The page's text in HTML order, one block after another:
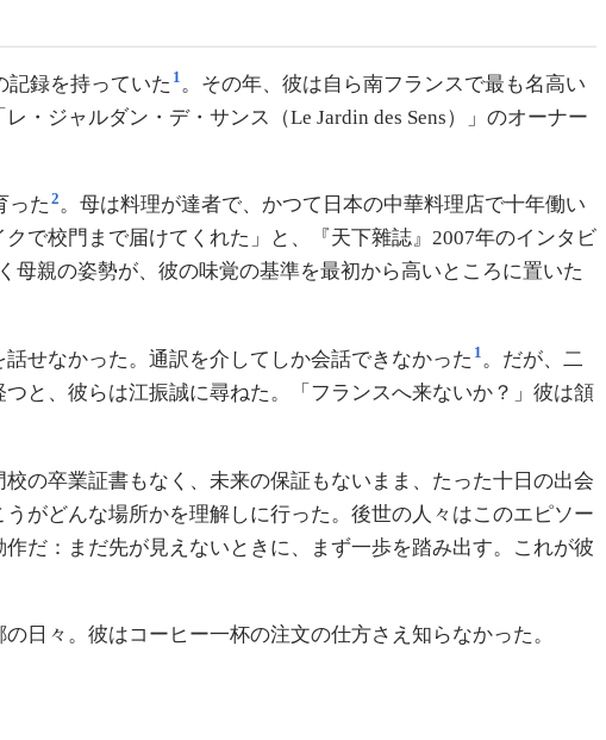
記録を持っていた 1。その年、彼は自ら南フランスで最も名高い
ジャルダン・デ・サンス（Le Jardin des Sens）」のオーナー
った 2。母は料理が達者で、かつて日本の中華料理店で十年働い
で校門まで届けてくれた」と、『天下雜誌』2007年のインタビ
親の姿勢が、彼の味覚の基準を最初から高いところに置いた
せなかった。通訳を介してしか会話できなかった 1。だが、二
と、彼らは江振誠に尋ねた。「フランスへ来ないか？」彼は頷
の卒業証書もなく、未来の保証もないまま、たった十日の出会
がどんな場所かを理解しに行った。後世の人々はこのエピソー
だ：まだ先が見えないときに、まず一歩を踏み出す。これが彼
日々。彼はコーヒー一杯の注文の仕方さえ知らなかった。